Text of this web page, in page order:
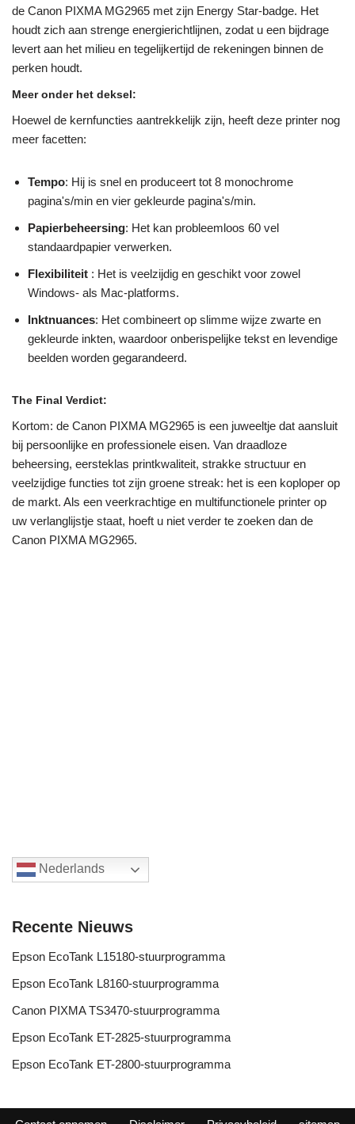
de Canon PIXMA MG2965 met zijn Energy Star-badge. Het
houdt zich aan strenge energierichtlijnen, zodat u een bijdrage
levert aan het milieu en tegelijkertijd de rekeningen binnen de
perken houdt.
Meer onder het deksel:
Hoewel de kernfuncties aantrekkelijk zijn, heeft deze printer nog
meer facetten:
Tempo: Hij is snel en produceert tot 8 monochrome
pagina's/min en vier gekleurde pagina's/min.
Papierbeheersing: Het kan probleemloos 60 vel
standaardpapier verwerken.
Flexibiliteit : Het is veelzijdig en geschikt voor zowel
Windows- als Mac-platforms.
Inktnuances: Het combineert op slimme wijze zwarte en
gekleurde inkten, waardoor onberispelijke tekst en levendige
beelden worden gegarandeerd.
The Final Verdict:
Kortom: de Canon PIXMA MG2965 is een juweeltje dat aansluit
bij persoonlijke en professionele eisen. Van draadloze
beheersing, eersteklas printkwaliteit, strakke structuur en
veelzijdige functies tot zijn groene streak: het is een koploper op
de markt. Als een veerkrachtige en multifunctionele printer op
uw verlanglijstje staat, hoeft u niet verder te zoeken dan de
Canon PIXMA MG2965.
Nederlands
Recente Nieuws
Epson EcoTank L15180-stuurprogramma
Epson EcoTank L8160-stuurprogramma
Canon PIXMA TS3470-stuurprogramma
Epson EcoTank ET-2825-stuurprogramma
Epson EcoTank ET-2800-stuurprogramma